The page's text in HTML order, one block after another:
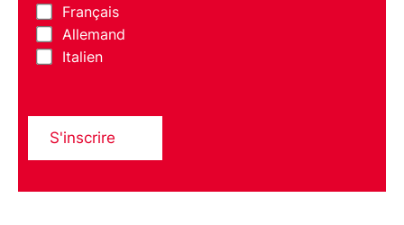
Français
Allemand
Italien
S'inscrire